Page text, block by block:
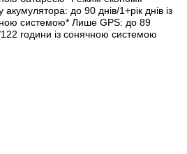
акумулятора: до 90 днів/1+рік днів із
системою* Лише GPS: до 89
години із сонячною системою